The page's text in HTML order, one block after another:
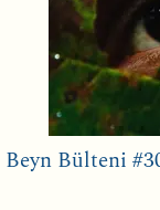
Beyn Bülteni